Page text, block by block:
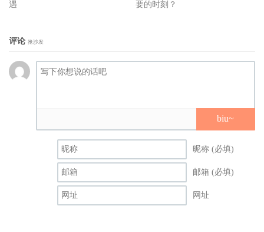
丹妮尔布鲁克斯（Danielle Brooks），《紫色姐妹花》
茱蒂佛斯特（Jodie Foster），《泳不放弃》
最佳原创剧本
《五月的你，十二月的她》
《之前的我们》
最佳改编剧本
遇 要的时刻？
评论 抢沙发
biu~
昵称 (必填)
邮箱 (必填)
网址